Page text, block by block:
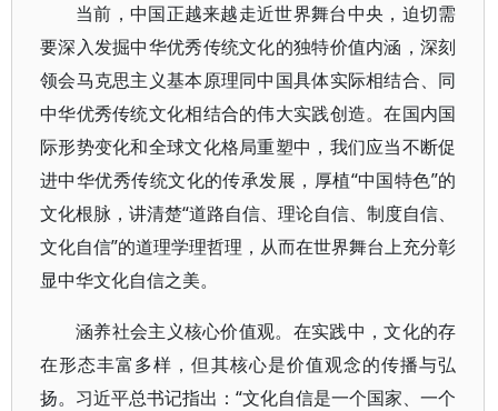
当前，中国正越来越走近世界舞台中央，迫切需
要深入发掘中华优秀传统文化的独特价值内涵，深刻
领会马克思主义基本原理同中国具体实际相结合、同
中华优秀传统文化相结合的伟大实践创造。在国内国
际形势变化和全球文化格局重塑中，我们应当不断促
进中华优秀传统文化的传承发展，厚植“中国特色”的
文化根脉，讲清楚“道路自信、理论自信、制度自信、
文化自信”的道理学理哲理，从而在世界舞台上充分彰
显中华文化自信之美。
涵养社会主义核心价值观。在实践中，文化的存
在形态丰富多样，但其核心是价值观念的传播与弘
扬。习近平总书记指出：“文化自信是一个国家、一个